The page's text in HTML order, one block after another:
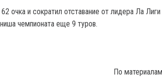
очка и сократил отставание от лидера Ла
чемпионата еще 9 туров.
По